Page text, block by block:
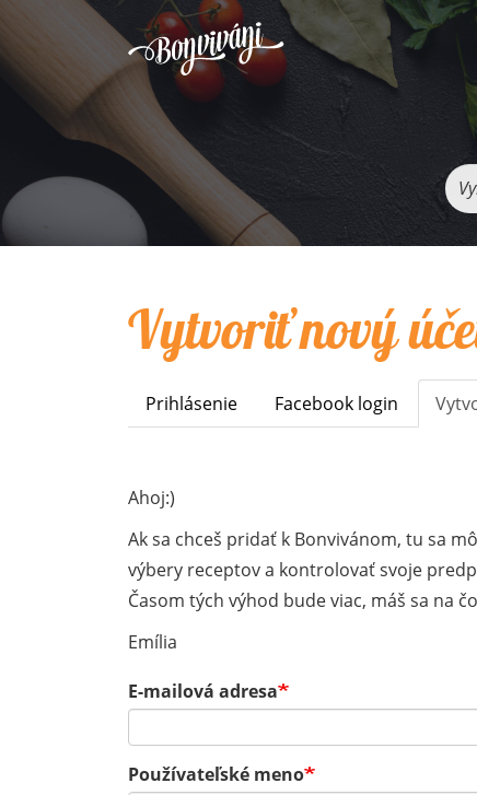
Vytvoriť nový
Primary
Prihlásenie Facebook login
Ahoj:)
Ak sa chceš pridať k Bonvivánom, tu sa
výbery receptov a kontrolovať svoje
Časom tých výhod bude viac, máš sa na
Emília
E-mailová adresa
Používateľské meno